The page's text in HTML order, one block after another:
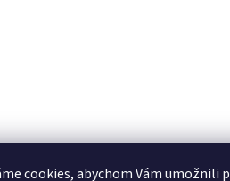
cookies, abychom Vám umožnili